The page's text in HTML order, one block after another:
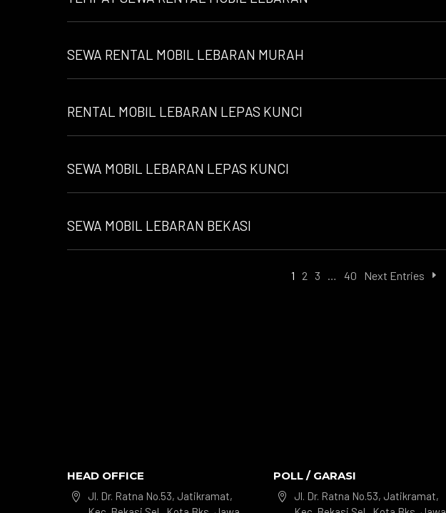
SEWA RENTAL MOBIL LEBARAN MURAH
RENTAL MOBIL LEBARAN LEPAS KUNCI
SEWA MOBIL LEBARAN LEPAS KUNCI
SEWA MOBIL LEBARAN BEKASI
1 2 3 … 40 Next Entries
HEAD OFFICE

Jl. Dr. Ratna No.53, Jatikramat,
POLL / GARASI

Jl. Dr. Ratna No.53, Jatikramat,